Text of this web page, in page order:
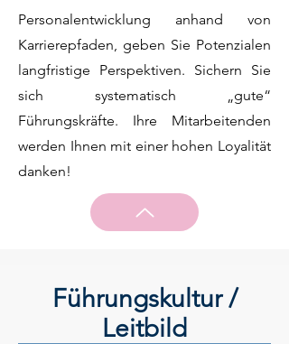
Personalentwicklung anhand von
Karrierepfaden, geben Sie Potenzialen
langfristige Perspektiven. Sichern Sie
sich systematisch „gute“
Führungskräfte. Ihre Mitarbeitenden
werden Ihnen mit einer hohen Loyalität
danken!
Führungskultur /
Leitbild